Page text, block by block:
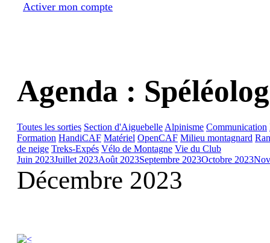
Activer mon compte
Agenda :
Toutes les sorties Section d'Aiguebelle Alpinisme Communication
Formation HandiCAF Matériel OpenCAF Milieu montagnard
de neige Treks-Expés Vélo de Montagne Vie du Club
Juin 2023Juillet 2023Août 2023Septembre 2023Octobre 2023
Décembre 2023